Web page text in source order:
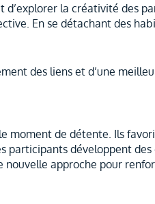
la créativité des
En se détachant des
des liens et d’une
moment de détente. Ils
développent
approche pour